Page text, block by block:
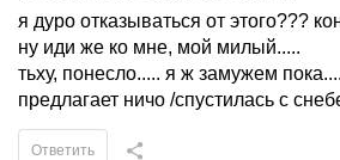
я дуро отказываться от этого???
ну иди же ко мне, мой милый.....
тьху, понесло..... я ж замужем
предлагает ничо /спустилась с
Ответить